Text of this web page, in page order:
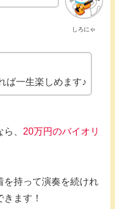
しろにゃ
ば一生楽しめます♪
、 20万円のバイオリ
を持って演奏を続けれ
ます！